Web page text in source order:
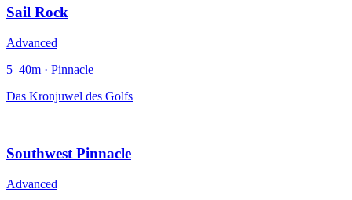
Sail Rock
Advanced
5–40m · Pinnacle
Das Kronjuwel des Golfs
Southwest Pinnacle
Advanced